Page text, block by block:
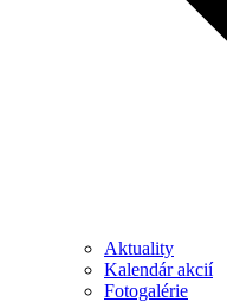
Aktuality
Kalendár akcií
Fotogalérie